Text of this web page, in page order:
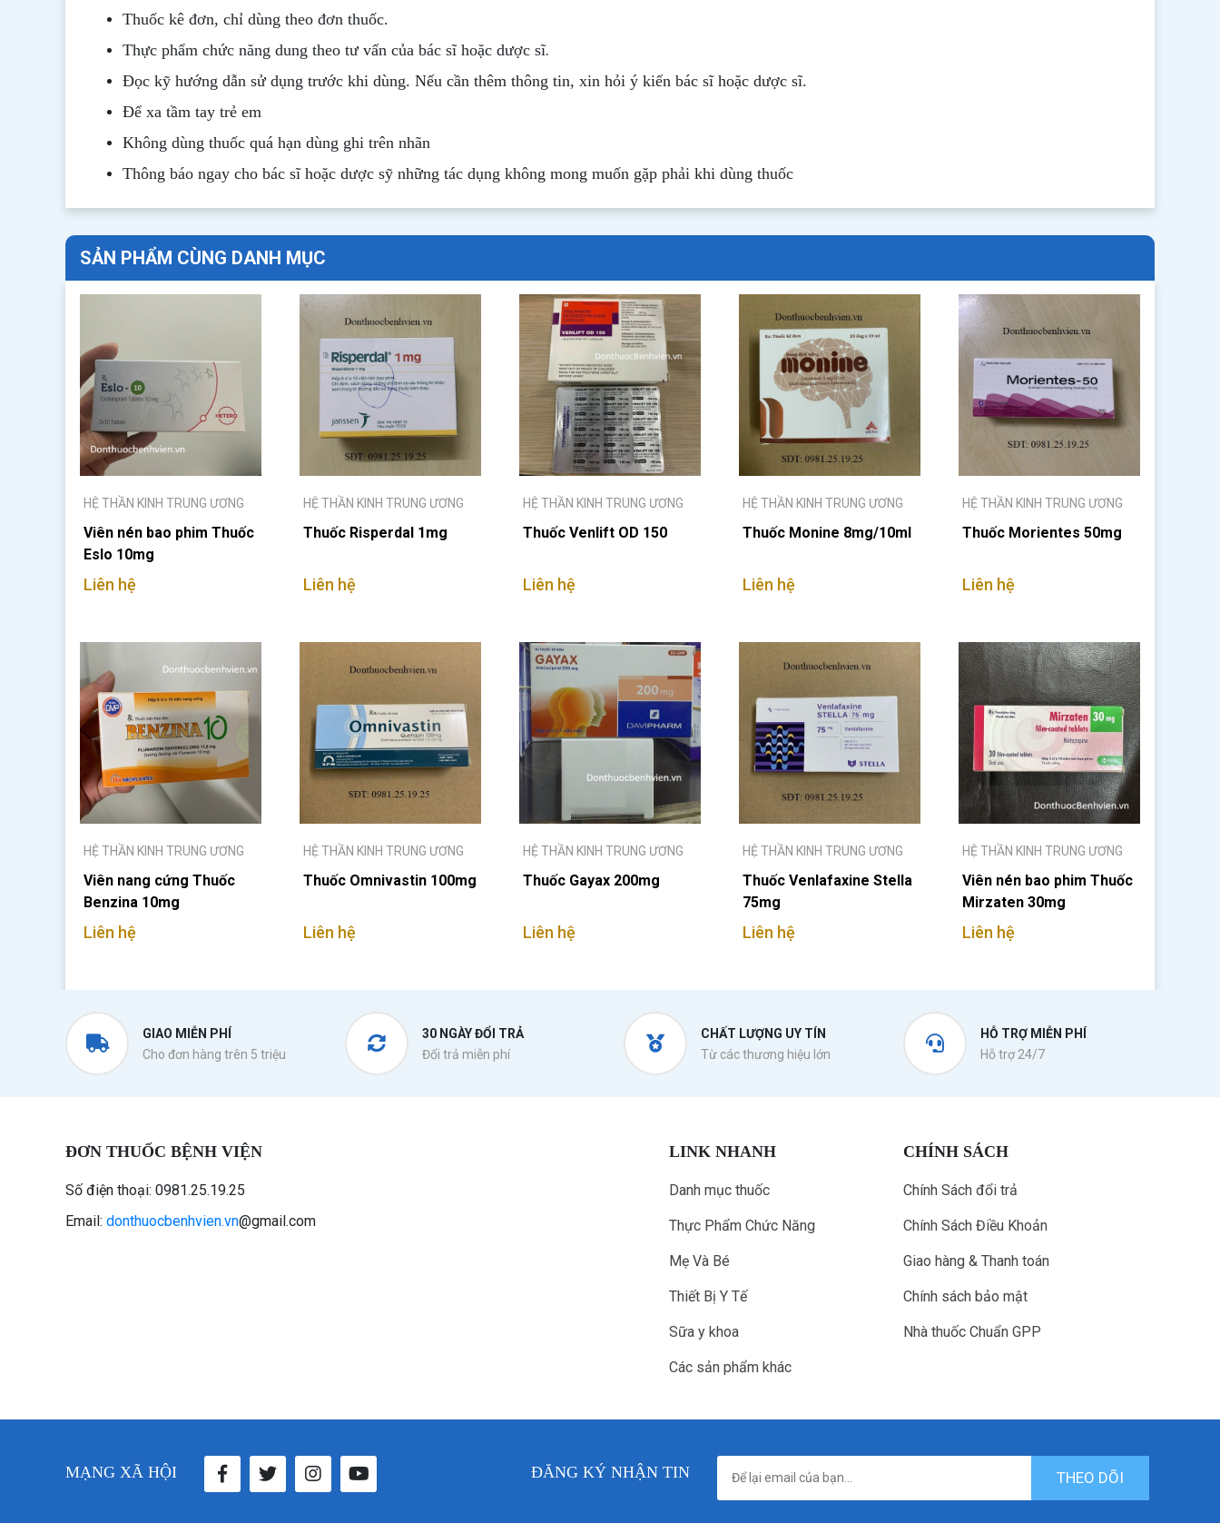
Thuốc kê đơn, chỉ dùng theo đơn thuốc.
Thực phẩm chức năng dung theo tư vấn của bác sĩ hoặc dược sĩ.
Đọc kỹ hướng dẫn sử dụng trước khi dùng. Nếu cần thêm thông tin, xin hỏi ý kiến bác sĩ hoặc dược sĩ.
Để xa tầm tay trẻ em
Không dùng thuốc quá hạn dùng ghi trên nhãn
Thông báo ngay cho bác sĩ hoặc dược sỹ những tác dụng không mong muốn gặp phải khi dùng thuốc
SẢN PHẨM CÙNG DANH MỤC
HỆ THẦN KINH TRUNG ƯƠNG
Viên nén bao phim Thuốc
Eslo 10mg
Liên hệ
HỆ THẦN KINH TRUNG ƯƠNG
Thuốc Risperdal 1mg
Liên hệ
HỆ THẦN KINH TRUNG ƯƠNG
Thuốc Venlift OD 150
Liên hệ
HỆ THẦN KINH TRUNG ƯƠNG
Thuốc Monine 8mg/10ml
Liên hệ
HỆ THẦN KINH TRUNG ƯƠNG
Thuốc Morientes 50mg
Liên hệ
HỆ THẦN KINH TRUNG ƯƠNG
Viên nang cứng Thuốc
Benzina 10mg
Liên hệ
HỆ THẦN KINH TRUNG ƯƠNG
Thuốc Omnivastin 100mg
Liên hệ
HỆ THẦN KINH TRUNG ƯƠNG
Thuốc Gayax 200mg
Liên hệ
HỆ THẦN KINH TRUNG ƯƠNG
Thuốc Venlafaxine Stella
75mg
Liên hệ
HỆ THẦN KINH TRUNG ƯƠNG
Viên nén bao phim Thuốc
Mirzaten 30mg
Liên hệ
GIAO MIỄN PHÍ
Cho đơn hàng trên 5 triệu
30 NGÀY ĐỔI TRẢ
Đổi trả miễn phí
CHẤT LƯỢNG UY TÍN
Từ các thương hiệu lớn
HỖ TRỢ MIỄN PHÍ
Hỗ trợ 24/7
ĐƠN THUỐC BỆNH VIỆN
Số điện thoại: 0981.25.19.25
Email: donthuocbenhvien.vn@gmail.com
LINK NHANH
Danh mục thuốc
Thực Phẩm Chức Năng
Mẹ Và Bé
Thiết Bị Y Tế
Sữa y khoa
Các sản phẩm khác
CHÍNH SÁCH
Chính Sách đổi trả
Chính Sách Điều Khoản
Giao hàng & Thanh toán
Chính sách bảo mật
Nhà thuốc Chuẩn GPP
MẠNG XÃ HỘI ĐĂNG KÝ NHẬN TIN THEO DÕI